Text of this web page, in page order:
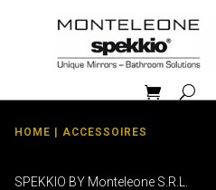

HOME | ACCESSOIRES
SPEKKIO BY Monteleone S.R.L.